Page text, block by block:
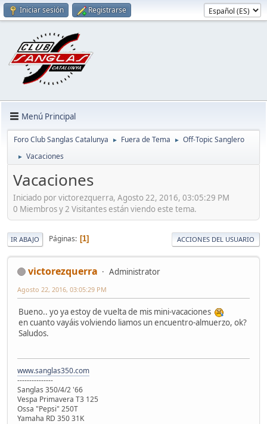
Iniciar sesión Registrarse
Menú Principal
Foro Club Sanglas Catalunya ► Fuera de Tema ► Off-Topic Sanglero
► Vacaciones
Vacaciones
Iniciado por victorezquerra, Agosto 22, 2016, 03:05:29 PM
0 Miembros y 2 Visitantes están viendo este tema.
IR ABAJO Páginas 1 ACCIONES DEL USUARIO
victorezquerra Administrator
Agosto 22, 2016, 03:05:29 PM
Bueno.. yo ya estoy de vuelta de mis mini-vacaciones
en cuanto vayáis volviendo liamos un encuentro-almuerzo, ok?
Saludos.
www.sanglas350.com
---------------
Sanglas 350/4/2 '66
Vespa Primavera T3 125
Ossa "Pepsi" 250T
Yamaha RD 350 31K